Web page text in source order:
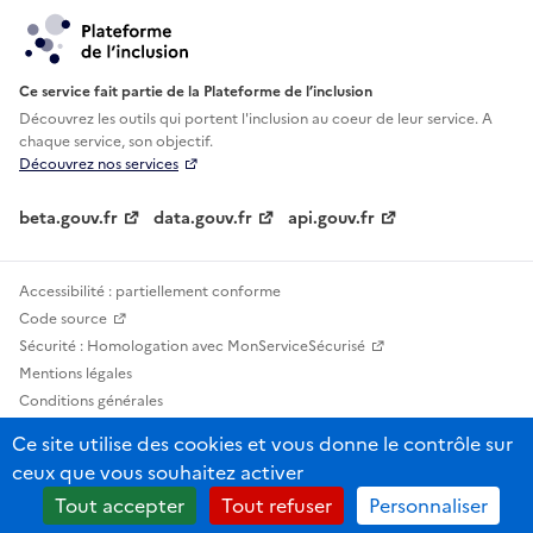
Ce service fait partie de la Plateforme de l’inclusion
Découvrez les outils qui portent l'inclusion aucoeur de leur service. A
chaque service, son objectif.
Découvrez nos services
beta.gouv.fr data.gouv.fr api.gouv.fr
Accessibilité : partiellement conforme
Code source
Sécurité : Homologation avec MonServiceSécurisé
Mentions légales
Conditions générales
Statistiques, lexiques et indicateurs
Sauf mention contraire, tous les contenus de ce site sont sous licence
etalab-2.0
Ce site utilise des cookies et vous donne le contrôle sur
ceux que vous souhaitez activer
Tout accepter
Tout refuser Personnaliser